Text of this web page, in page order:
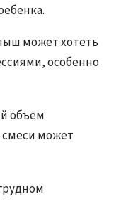
может хотеть
особенно
объем
может